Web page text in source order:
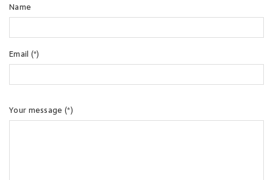
Name
Email (*)
Your message (*)